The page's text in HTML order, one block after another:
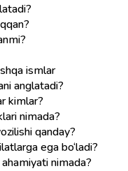
ismlar
anglatadi?
kimlar?
nimada?
qanday?
ega bo‘ladi?
nimada?